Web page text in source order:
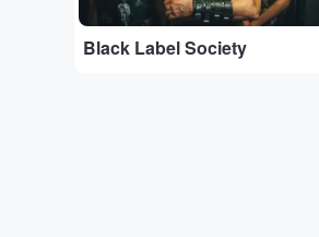
Black Label Society